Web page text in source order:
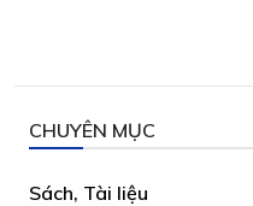
CHUYÊN MỤC
Sách, Tài liệu